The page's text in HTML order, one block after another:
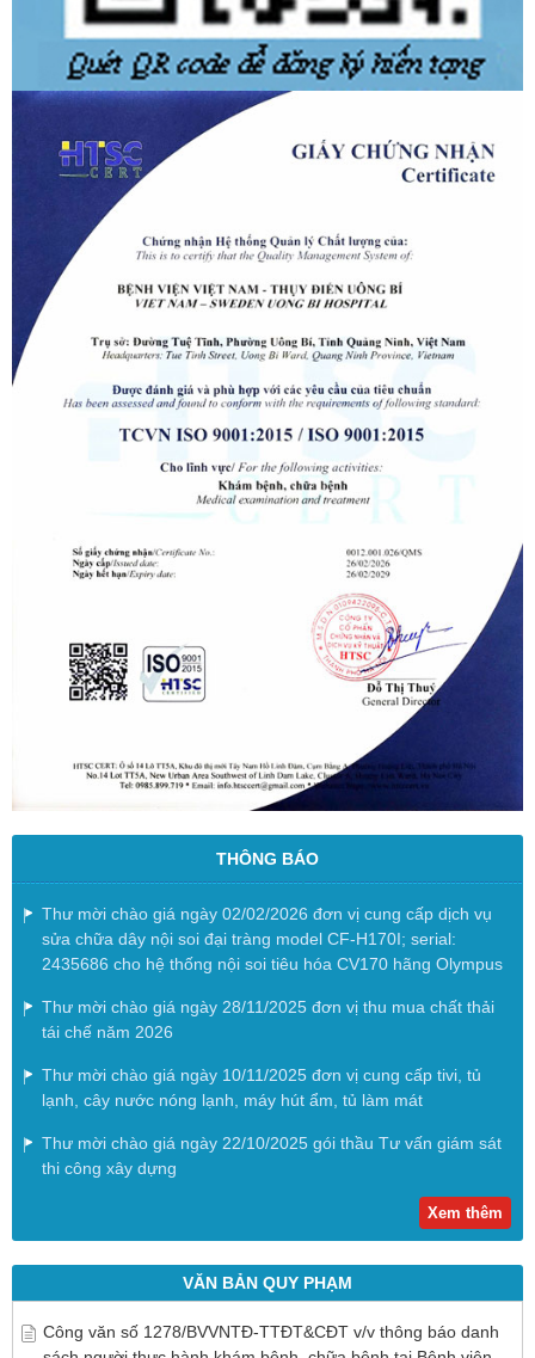
THÔNG BÁO
Thư mời chào giá ngày 02/02/2026 đơn vị cung cấp dịch vụ
sửa chữa dây nội soi đại tràng model CF-H170I; serial:
2435686 cho hệ thống nội soi tiêu hóa CV170 hãng Olympus
Thư mời chào giá ngày 28/11/2025 đơn vị thu mua chất thải
tái chế năm 2026
Thư mời chào giá ngày 10/11/2025 đơn vị cung cấp tivi, tủ
lạnh, cây nước nóng lạnh, máy hút ẩm, tủ làm mát
Thư mời chào giá ngày 22/10/2025 gói thầu Tư vấn giám sát
thi công xây dựng
Xem thêm
VĂN BẢN QUY PHẠM
Công văn số 1278/BVVNTĐ-TTĐT&CĐT v/v thông báo danh